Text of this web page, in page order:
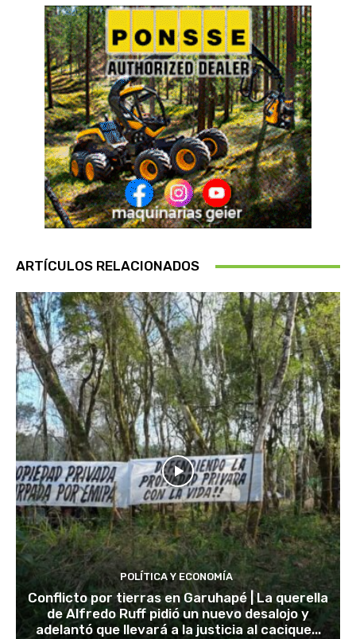
ARTÍCULOS RELACIONADOS
POLÍTICA Y ECONOMÍA
Conflicto por tierras en Garuhapé | La querella
de Alfredo Ruff pidió un nuevo desalojo y
adelantó que llevará a la justicia al cacique...